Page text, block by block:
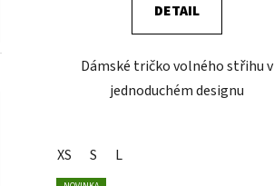
DETAIL
Dámské tričko volného střihu v
jednoduchém designu
XS S L